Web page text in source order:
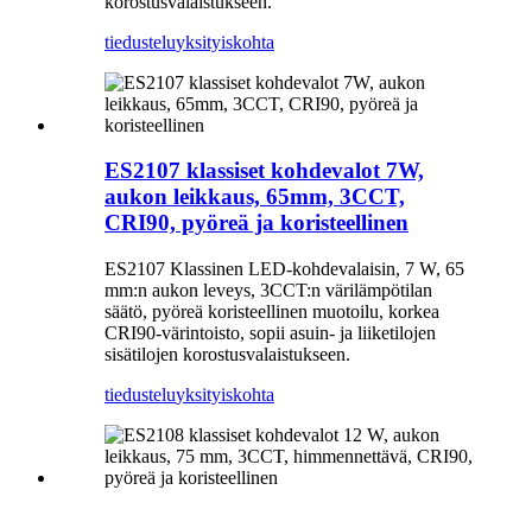
tiedusteluyksityiskohta
ES2107 klassiset kohdevalot 7W,
aukon leikkaus, 65mm, 3CCT,
CRI90, pyöreä ja koristeellinen
ES2107 Klassinen LED-kohdevalaisin, 7 W, 65
mm:n aukon leveys, 3CCT:n värilämpötilan
säätö, pyöreä koristeellinen muotoilu, korkea
CRI90-värintoisto, sopii asuin- ja liiketilojen
sisätilojen korostusvalaistukseen.
tiedusteluyksityiskohta